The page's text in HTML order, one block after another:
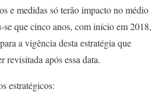
e medidas só terão impacto no médio
que cinco anos, com início em 2018,
a vigência desta estratégia que
revisitada após essa data.
estratégicos: